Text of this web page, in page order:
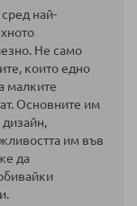
най-
Не само
които едно
малките
Основните им
им във
да